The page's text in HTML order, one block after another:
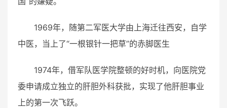
1969年，随第二军医大学由上海迁往西安，自学
中医，当上了“一根银针一把草”的赤脚医生
1974年，借军队医学院整顿的好时机，向医院党
委申请成立独立的肝胆外科获批，实现了他肝胆事业
上的第一次飞跃。